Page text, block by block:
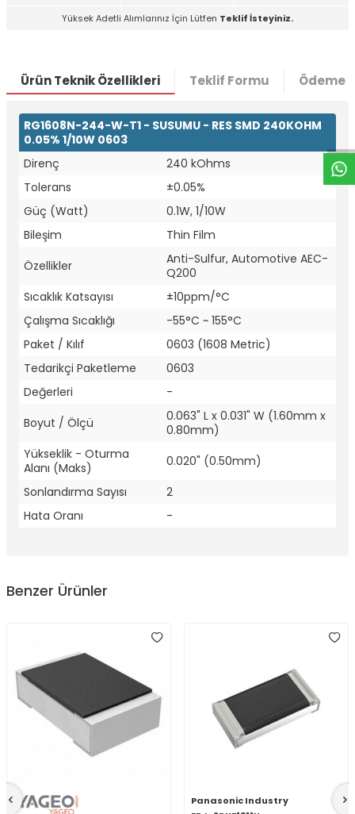
W
h
t
a
p
p
D
e
s
e
H
a
t
t
Yüksek Adetli Alımlarınız İçin Lütfen Teklif İsteyiniz.
Ürün Teknik Özellikleri Teklif Formu Ödeme
RG1608N-244-W-T1 - SUSUMU - RES SMD 240KOHM
0.05% 1/10W 0603
Direnç
240 kOhms
Tolerans
±0.05%
Güç (Watt)
0.1W, 1/10W
Bileşim
Thin Film
Özellikler
Anti-Sulfur, Automotive AEC-
Q200
Sıcaklık Katsayısı
±10ppm/°C
Çalışma Sıcaklığı
-55°C ~ 155°C
Paket / Kılıf
0603 (1608 Metric)
Tedarikçi Paketleme
0603
Değerleri
-
Boyut / Ölçü
0.063" L x 0.031" W (1.60mm x
0.80mm)
Yükseklik - Oturma
Alanı (Maks)
0.020" (0.50mm)
Sonlandırma Sayısı
2
Hata Oranı
-
Benzer Ürünler
Panasonic Industry